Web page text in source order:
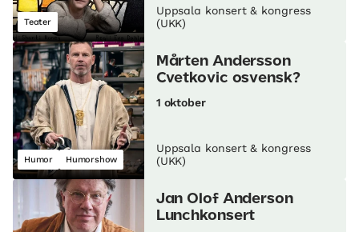
Teater
Uppsala konsert & kongress
(UKK)
Humor Humorshow
Mårten Andersson
Cvetkovic osvensk?
1 oktober
Uppsala konsert & kongress
(UKK)
Jan Olof Anderson
Lunch­konsert